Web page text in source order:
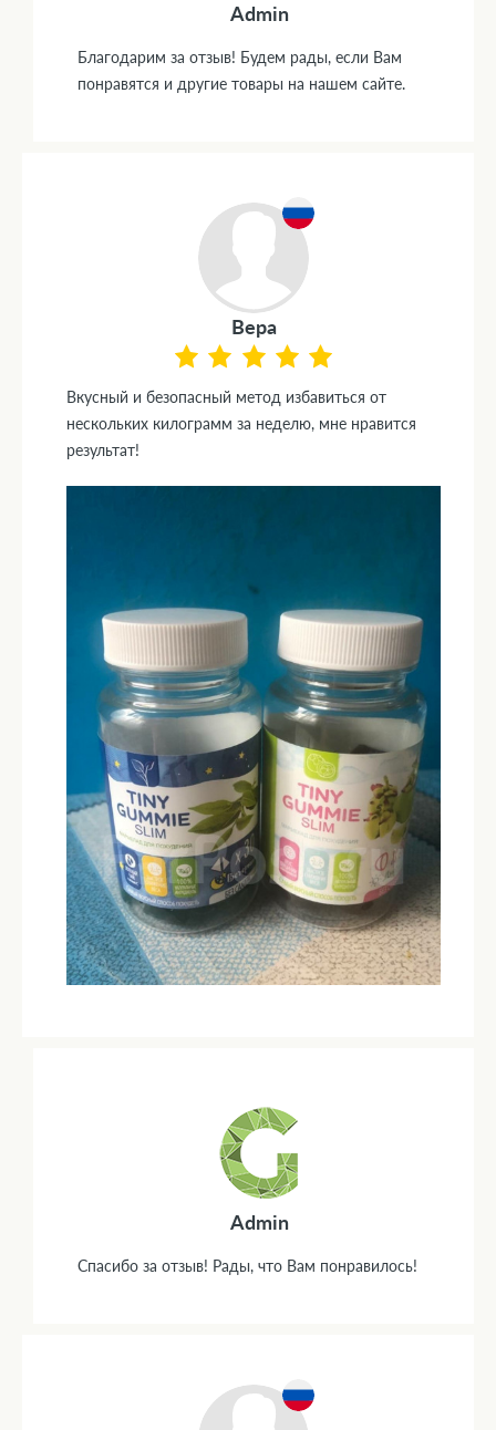
Admin
Благодарим за отзыв! Будем рады, если Вам
понравятся и другие товары на нашем сайте.
Вера
Вкусный и безопасный метод избавиться от
нескольких килограмм за неделю, мне нравится
результат!
Admin
Спасибо за отзыв! Рады, что Вам понравилось!